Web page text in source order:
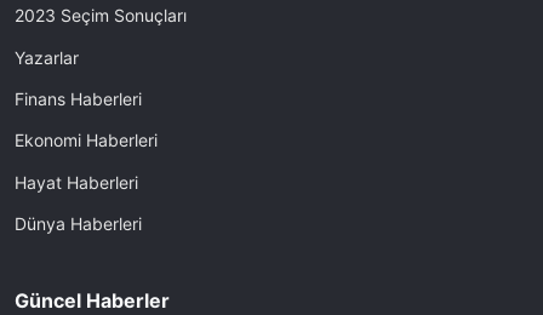
2023 Seçim Sonuçları
Yazarlar
Finans Haberleri
Ekonomi Haberleri
Hayat Haberleri
Dünya Haberleri
Güncel Haberler